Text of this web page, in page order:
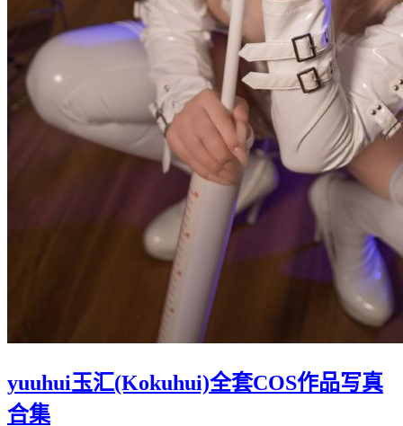
yuuhui玉汇(Kokuhui)全套COS作品写真
合集